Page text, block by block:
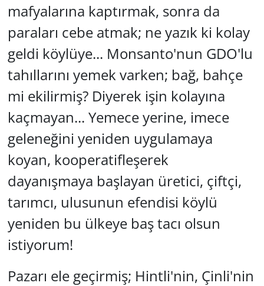
mafyalarına kaptırmak, sonra da
paraları cebe atmak; ne yazık ki kolay
geldi köylüye... Monsanto'nun GDO'lu
tahıllarını yemek varken; bağ, bahçe
mi ekilirmiş? Diyerek işin kolayına
kaçmayan... Yemece yerine, imece
geleneğini yeniden uygulamaya
koyan, kooperatifleşerek
dayanışmaya başlayan üretici, çiftçi,
tarımcı, ulusunun efendisi köylü
yeniden bu ülkeye baş tacı olsun
istiyorum!
Pazarı ele geçirmiş; Hintli'nin, Çinli'nin